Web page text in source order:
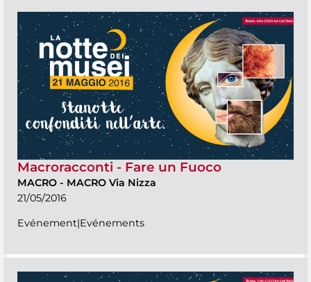
Macroracconti - Fare un Fuoco
MACRO - MACRO Via Nizza
21/05/2016
Evénement|Evénements